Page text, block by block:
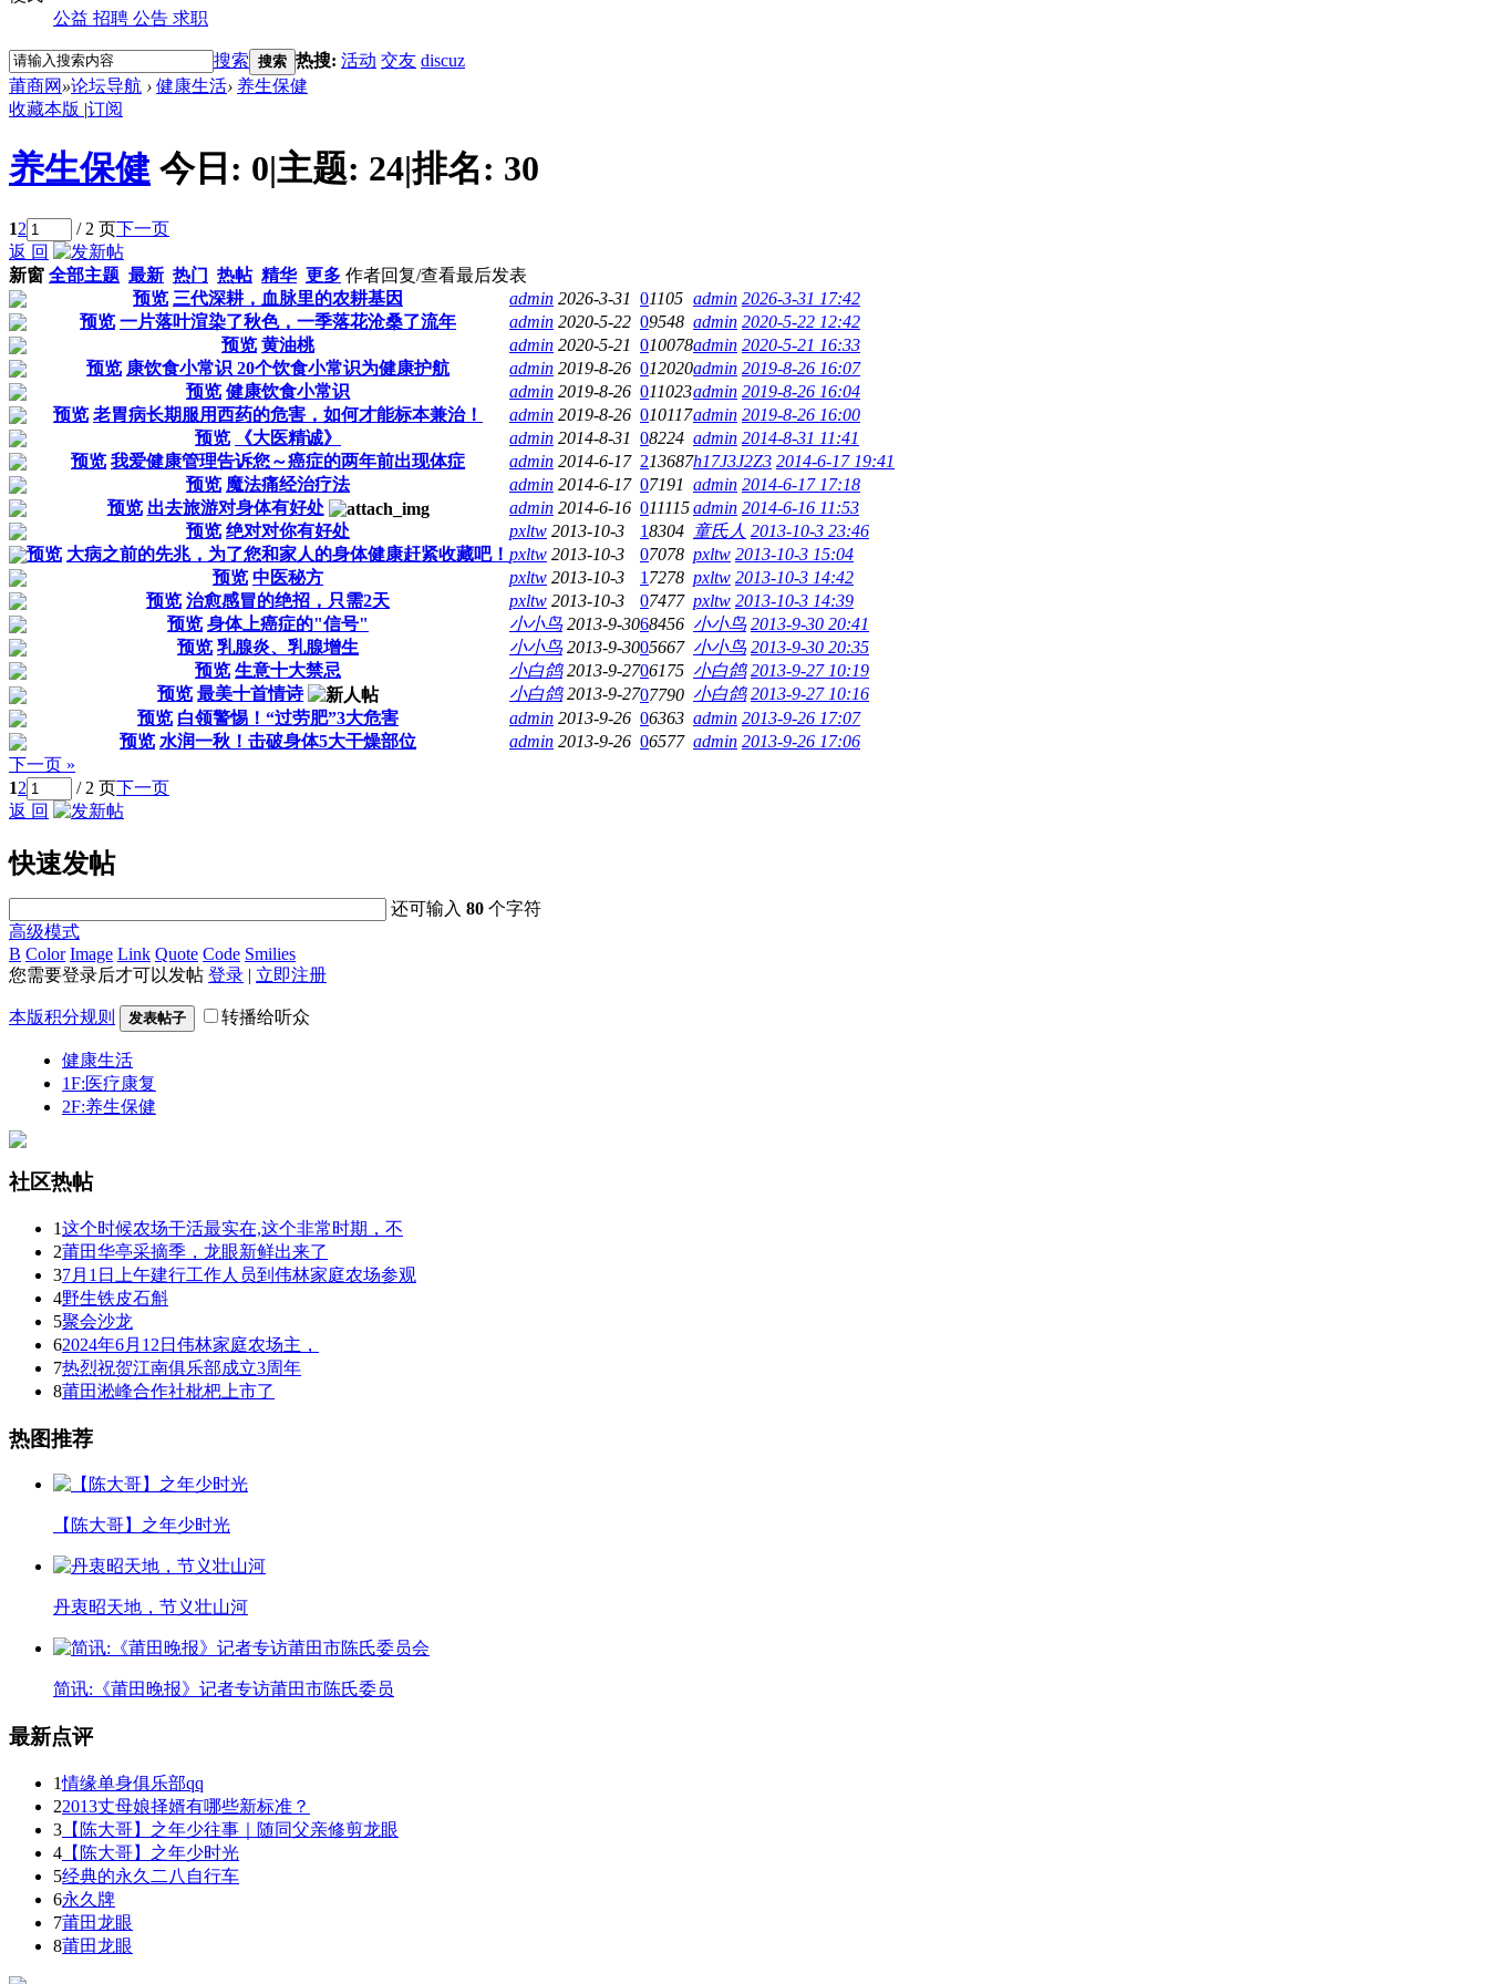
公益 招聘 公告 求职
搜索 搜索 热搜: 活动 交友 discuz
莆商网 »论坛导航 › 健康生活› 养生保健
收藏本版 |订阅
养生保健 今日: 0|主题: 24|排名: 30
12 / 2 页下一页
返 回
新窗 全部主题 最新 热门 热帖 精华 更多 作者回复/查看最后发表
预览 三代深耕，血脉里的农耕基因 admin 2026-3-31 01105 admin 2026-3-31 17:42
预览 一片落叶渲染了秋色，一季落花沧桑了流年 admin 2020-5-22 09548 admin 2020-5-22 12:42
预览 黄油桃 admin 2020-5-21 010078admin 2020-5-21 16:33
预览 康饮食小常识 20个饮食小常识为健康护航 admin 2019-8-26 012020admin 2019-8-26 16:07
预览 健康饮食小常识 admin 2019-8-26 011023admin 2019-8-26 16:04
预览 老胃病长期服用西药的危害，如何才能标本兼治！ admin 2019-8-26 010117admin 2019-8-26 16:00
预览
《大医精诚》 admin 2014-8-31 08224 admin 2014-8-31 11:41
预览 我爱健康管理告诉您～癌症的两年前出现体症 admin 2014-6-17 213687h17J3J2Z3 2014-6-17 19:41
预览 魔法痛经治疗法 admin 2014-6-17 07191 admin 2014-6-17 17:18
预览 出去旅游对身体有好处 admin 2014-6-16 011115admin 2014-6-16 11:53
预览 绝对对你有好处 pxltw 2013-10-3 18304 童氏人 2013-10-3 23:46
预览 大病之前的先兆，为了您和家人的身体健康赶紧收藏吧！ pxltw 2013-10-3 07078 pxltw 2013-10-3 15:04
预览 中医秘方 pxltw 2013-10-3 1 7278 pxltw 2013-10-3 14:42
预览 治愈感冒的绝招，只需2天 pxltw 2013-10-3 07477 pxltw 2013-10-3 14:39
预览 身体上癌症的"信号" 小小鸟 2013-9-3068456 小小鸟 2013-9-30 20:41
预览 乳腺炎、乳腺增生 小小鸟 2013-9-3005667 小小鸟 2013-9-30 20:35
预览 生意十大禁忌 小白鸽 2013-9-2706175 小白鸽 2013-9-27 10:19
预览 最美十首情诗 小白鸽 2013-9-2707790 小白鸽 2013-9-27 10:16
预览 白领警惕！“过劳肥”3大危害 admin 2013-9-26 06363 admin 2013-9-26 17:07
预览 水润一秋！击破身体5大干燥部位 admin 2013-9-26 06577 admin 2013-9-26 17:06
下一页 »
12 / 2 页下一页
返 回
快速发帖
还可输入80 个字符
高级模式
B Color Image Link Quote Code Smilies
您需要登录后才可以发帖 登录 | 立即注册
本版积分规则 发表帖子 转播给听众
健康生活
1F:医疗康复
2F:养生保健
社区热帖
1这个时候农场干活最实在,这个非常时期，不
2莆田华亭采摘季，龙眼新鲜出来了
37月1日上午建行工作人员到伟林家庭农场参观
4野生铁皮石斛
5聚会沙龙
62024年6月12日伟林家庭农场主，
7热烈祝贺江南俱乐部成立3周年
8莆田淞峰合作社枇杷上市了
热图推荐
【陈大哥】之年少时光
丹衷昭天地，节义壮山河
简讯:《莆田晚报》记者专访莆田市陈氏委员
最新点评
1情缘单身俱乐部qq
22013丈母娘择婿有哪些新标准？
3 【陈大哥】之年少往事｜随同父亲修剪龙眼
4 【陈大哥】之年少时光
5经典的永久二八自行车
6永久牌
7莆田龙眼
8莆田龙眼